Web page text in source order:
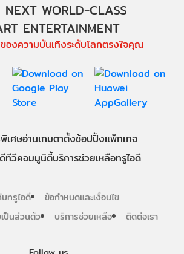
NEXT WORLD-CLASS
ENTERTAINMENT
องความบันเทิงระดับโลกตรงใจคุณ
เศษอ่านเกมตาตั้งช้อปปิ้งแพ็กเกจ
ทีวีคอมมูนิตี้บริการช่วยเหลือทรูไอดี
ทรูไอดี
ข้อกำหนดและเงื่อนไข
ป็นส่วนตัว
บริการช่วยเหลือ ติดต่อเรา